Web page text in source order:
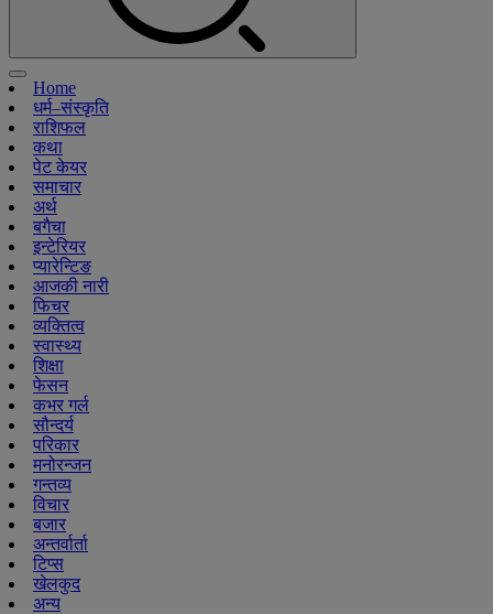
Home
धर्म–संस्कृति
राशिफल
कथा
पेट केयर
समाचार
अर्थ
बगैचा
इन्टेरियर
प्यारेन्टिङ
आजकी नारी
फिचर
व्यक्तित्व
स्वास्थ्य
शिक्षा
फेसन
कभर गर्ल
सौन्दर्य
परिकार
मनोरन्जन
गन्तव्य
विचार
बजार
अन्तर्वार्ता
टिप्स
खेलकुद
अन्य